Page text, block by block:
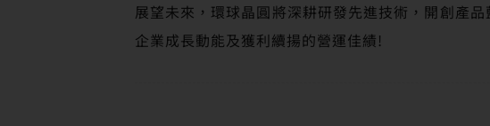
展望未來，環球晶圓將深耕研發先進技術，開創產
企業成長動能及獲利續揚的營運佳績!